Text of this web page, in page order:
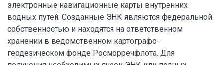
электронные навигационные карты внутренних
водных путей. Созданные ЭНК являются федеральной
собственностью и находятся на ответственном
хранении в ведомственном картографо-
геодезическом фонде Росморречфлота. Для